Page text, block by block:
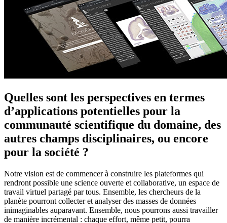
Quelles sont les perspectives en termes
d’applications potentielles pour la
communauté scientifique du domaine, des
autres champs disciplinaires, ou encore
pour la société ?
Notre vision est de commencer à construire les plateformes qui
rendront possible une science ouverte et collaborative, un espace de
travail virtuel partagé par tous. Ensemble, les chercheurs de la
planète pourront collecter et analyser des masses de données
inimaginables auparavant. Ensemble, nous pourrons aussi travailler
de manière incrémental : chaque effort, même petit, pourra